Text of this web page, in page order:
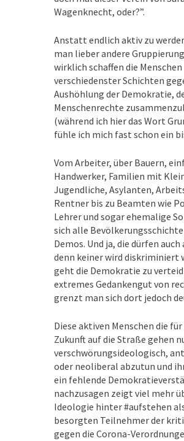
Wagenknecht, oder?”.
Anstatt endlich aktiv zu
man lieber andere
wirklich schaffen die Menschen
verschiedenster Schichten
Aushöhlung der Demokratie,
Menschenrechte
(während ich hier das Wort
fühle ich mich fast schon ein
Vom Arbeiter, über Bauern,
Handwerker, Familien mit
Jugendliche, Asylanten,
Rentner bis zu Beamten wie
Lehrer und sogar ehemalige
sich alle
Demos. Und ja, die dürfen
denn keiner wird diskriminiert
geht die Demokratie zu
extremes Gedankengut von
grenzt man sich dort jedoch
Diese aktiven Menschen die
Zukunft auf die Straße gehen
verschwörungsideologisch,
oder neoliberal abzutun und
ein fehlende
nachzusagen zeigt viel mehr
Ideologie hinter #aufstehen
besorgten Teilnehmer der
gegen die Corona-